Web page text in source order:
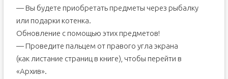
— Вы будете приобретать предметы через рыбалку
или подарки котенка.
Обновление с помощью этих предметов!
— Проведите пальцем от правого угла экрана
(как листание страниц в книге), чтобы перейти в
«Архив».